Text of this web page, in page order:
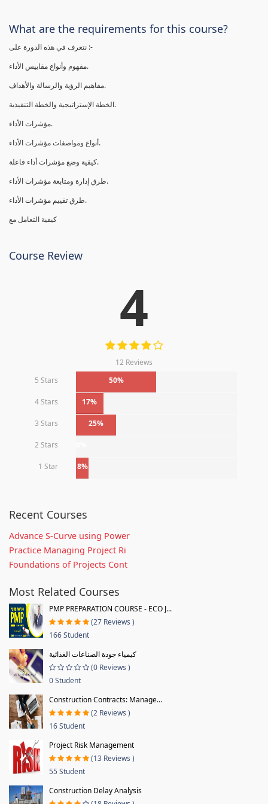
What are the requirements for this course?
نتعرف في هذه الدورة على :-
مفهوم وأنواع مقاييس الأداء.
مفاهيم الرؤية والرسالة والأهداف.
الخطة الإستراتيجية والخطة التنفيذية.
مؤشرات الأداء.
أنواع ومواصفات مؤشرات الأداء.
كيفية وضع مؤشرات أداء فاعلة.
طرق إدارة ومتابعة مؤشرات الأداء.
طرق تقييم مؤشرات الأداء.
كيفية التعامل مع
Course Review
4
12 Reviews
5 Stars
50%
4 Stars 17%
3 Stars 25%
2 Stars
1 Star 8%
Recent Courses
Advance S-Curve using Power
Practice Managing Project Ri
Foundations of Projects Cont
Most Related Courses
PMP PREPARATION COURSE - ECO J...
(27 Reviews )
166 Student
كيمياء جودة الصناعات الغذائية
(0 Reviews )
0 Student
Construction Contracts: Manage...
(2 Reviews )
16 Student
Project Risk Management
(13 Reviews )
55 Student
Construction Delay Analysis